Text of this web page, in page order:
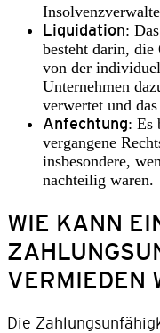
Liquidation:
besteht darin,
von der
Unternehmen
verwertet und
Anfechtung: Es
vergangene
insbesondere,
nachteilig waren.
WIE KANN
VERMIEDEN
Die